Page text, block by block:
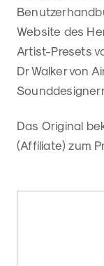
Website des
Artist-Presets
Dr Walker von
Das Original
(Affiliate) zum